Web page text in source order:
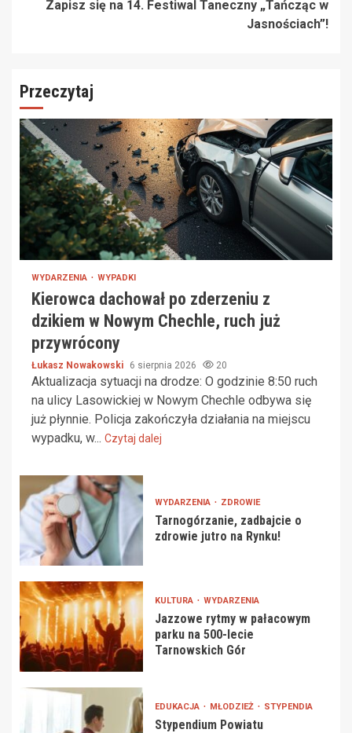
Zapisz się na 14. Festiwal Taneczny „Tańcząc w
Jasnościach”!
Przeczytaj
WYDARZENIA WYPADKI
Kierowca dachował po zderzeniu z
dzikiem w Nowym Chechle, ruch już
przywrócony
Łukasz Nowakowski 6 sierpnia 2026 20
Aktualizacja sytuacji na drodze: O godzinie 8:50 ruch
na ulicy Lasowickiej w Nowym Chechle odbywa się
już płynnie. Policja zakończyła działania na miejscu
wypadku, w... Czytaj dalej
WYDARZENIA ZDROWIE
Tarnogórzanie, zadbajcie o
zdrowie jutro na Rynku!
KULTURA WYDARZENIA
Jazzowe rytmy w pałacowym
parku na 500-lecie
Tarnowskich Gór
EDUKACJA MŁODZIEŻ STYPENDIA
Stypendium Powiatu